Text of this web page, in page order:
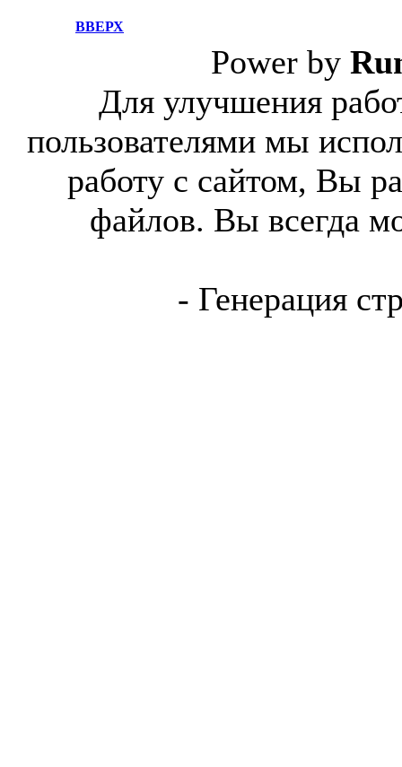
ВВЕРХ
Power by
Для улучшения
пользователями мы
работу с сайтом, Вы
файлов. Вы всегда
- Генерация